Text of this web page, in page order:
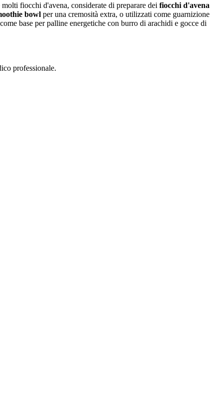
fiocchi d'avena, considerate di preparare dei fiocchi d'avena
bowl per una cremosità extra, o utilizzati come guarnizione
base per palline energetiche con burro di arachidi e gocce di
professionale.